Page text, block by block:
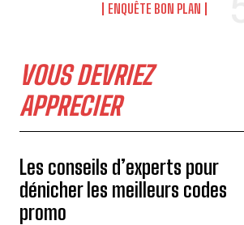
ENQUÊTE BON PLAN
VOUS DEVRIEZ
APPRECIER
Les conseils d’experts pour
dénicher les meilleurs codes
promo